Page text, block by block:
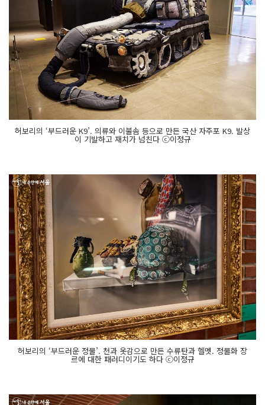
허보리의 ‘부드러운 K9’. 의류와 이불솜 등으로 만든 국산 자주포 K9. 발상
이 기발하고 재치가 넘친다 ⓒ이정규
허보리의 ‘부드러운 정물’. 천과 옷감으로 만든 수류탄과 헬멧. 정물화 장
르에 대한 패러디이기도 하다 ⓒ이정규